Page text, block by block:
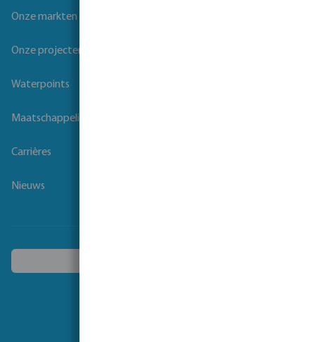
Onze markten
Onze projecten
Waterpoints
Maatschappelijk verantwoord ondernemen
Carrières
Nieuws